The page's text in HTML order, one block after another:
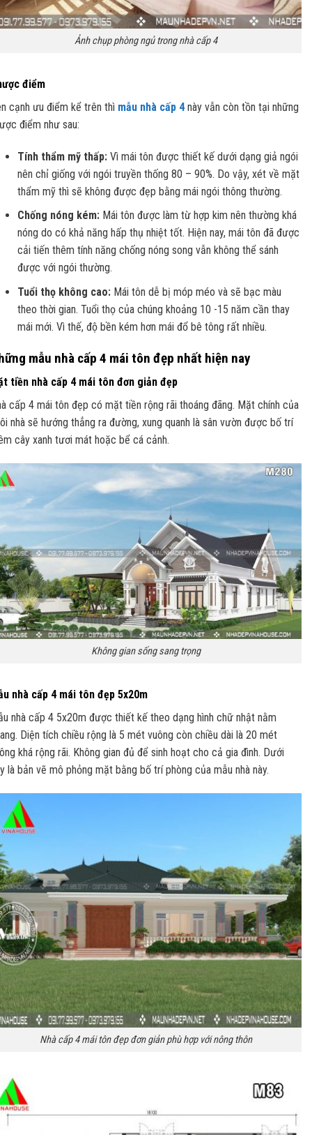
Ảnh chụp phòng ngủ trong nhà cấp 4
điểm
cạnh ưu điểm kể trên thì mẫu nhà cấp 4này vẫn còn tồn tại những
điểm như sau:
Tính thẩm mỹ thấp: Vì mái tôn được thiết kế dưới dạng giả ngói
nên chỉ giống với ngói truyền thống 80 – 90%. Do vậy, xét về mặt
thẩm mỹ thì sẽ không được đẹp bằng mái ngói thông thường.
Chống nóng kém: Mái tôn được làm từ hợp kim nên thường khá
nóng do có khả năng hấp thụ nhiệt tốt. Hiện nay, mái tôn đã được
cải tiến thêm tính năng chống nóng song vẫn không thể sánh
được với ngói thường.
Tuổi thọ không cao: Mái tôn dễ bị móp méo và sẽ bạc màu
theo thời gian. Tuổi thọ của chúng khoảng 10 -15 năm cần thay
mái mới. Vì thế, độ bền kém hơn mái đổ bê tông rất nhiều.
mẫu nhà cấp 4 mái tôn đẹp nhất hiện nay
tiền nhà cấp 4 mái tôn đơn giản đẹp
cấp 4 mái tôn đẹp có mặt tiền rộng rãi thoáng đãng. Mặt chính của
nhà sẽ hướng thẳng ra đường, xung quanh là sân vườn được bố trí
cây xanh tươi mát hoặc bể cá cảnh.
Không gian sống sang trọng
nhà cấp 4 mái tôn đẹp 5x20m
nhà cấp 4 5x20m được thiết kế theo dạng hình chữ nhật nằm
Diện tích chiều rộng là 5 mét vuông còn chiều dài là 20 mét
khá rộng rãi. Không gian đủ để sinh hoạt cho cả gia đình. Dưới
là bản vẽ mô phỏng mặt bằng bố trí phòng của mẫu nhà này.
Nhà cấp 4 mái tôn đẹp đơn giản phù hợp với nông thôn